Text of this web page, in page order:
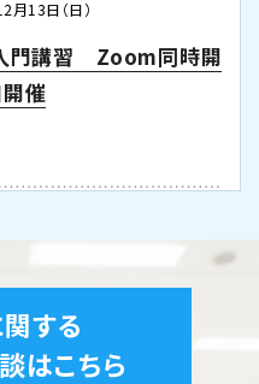
月13日（日）
門講習 Zoom同時開
開催
の特訓【機械】Zoom
・20日開催
する
はこちら